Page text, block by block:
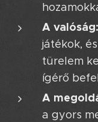
A valóság:
játékok,
türelem
ígérő
A
a gyors